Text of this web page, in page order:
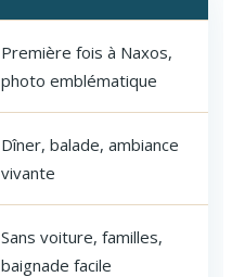
Première fois à Naxos,
photo emblématique
Dîner, balade, ambiance
vivante
Sans voiture, familles,
baignade facile